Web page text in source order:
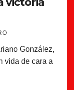
González,
vida de cara a